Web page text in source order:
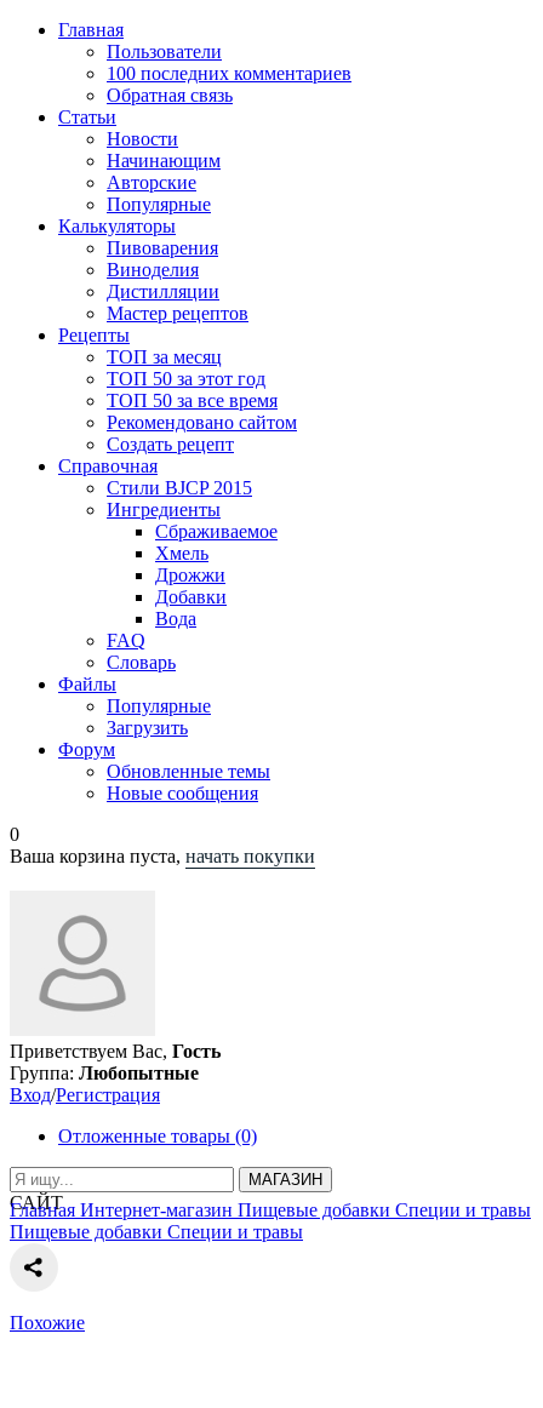
Главная
Пользователи
100 последних комментариев
Обратная связь
Статьи
Новости
Начинающим
Авторские
Популярные
Калькуляторы
Пивоварения
Виноделия
Дистилляции
Мастер рецептов
Рецепты
ТОП за месяц
ТОП 50 за этот год
ТОП 50 за все время
Рекомендовано сайтом
Создать рецепт
Справочная
Стили BJCP 2015
Ингредиенты
Сбраживаемое
Хмель
Дрожжи
Добавки
Вода
FAQ
Словарь
Файлы
Популярные
Загрузить
Форум
Обновленные темы
Новые сообщения
0
Ваша корзина пуста, начать покупки
Приветствуем Вас, Гость
Группа: Любопытные
Вход/Регистрация
Отложенные товары (0)
МАГАЗИН
САЙТ
Главная Интернет-магазин Пищевые добавки Специи и травы
Пищевые добавки Специи и травы
Похожие